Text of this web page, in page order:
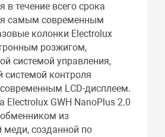
в течение всего срока
самым современным
колонки Electrolux
розжигом,
системой управления,
системой контроля
LCD-дисплеем.
Electrolux GWH NanoPlus 2.0
из
меди, созданной по